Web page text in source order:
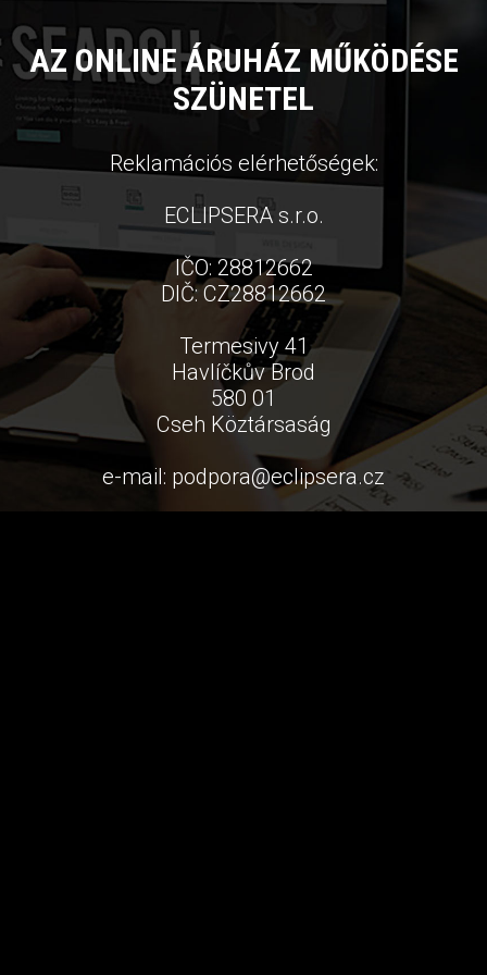
AZ ONLINE ÁRUHÁZ MŰKÖDÉSE
SZÜNETEL
Reklamációs elérhetőségek:
ECLIPSERA s.r.o.
IČO: 28812662
DIČ: CZ28812662
Termesivy 41
Havlíčkův Brod
580 01
Cseh Köztársaság
e-mail: podpora@eclipsera.cz